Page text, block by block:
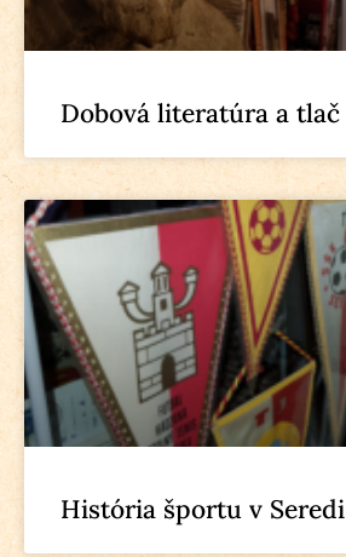
Dobová literatúra a tlač
História športu v Seredi